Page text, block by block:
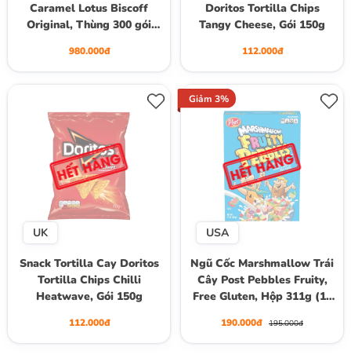
Caramel Lotus Biscoff
Original, Thùng 300 gói
bánh)
980.000đ
Doritos Tortilla Chips
Tangy Cheese, Gói 150g
112.000đ
UK
Snack Tortilla Cay Doritos
Tortilla Chips Chilli
Heatwave, Gói 150g
112.000đ
Giảm 3%
USA
Ngũ Cốc Marshmallow Trái
Cây Post Pebbles Fruity,
Free Gluten, Hộp 311g (11
190.000đ 195.000đ